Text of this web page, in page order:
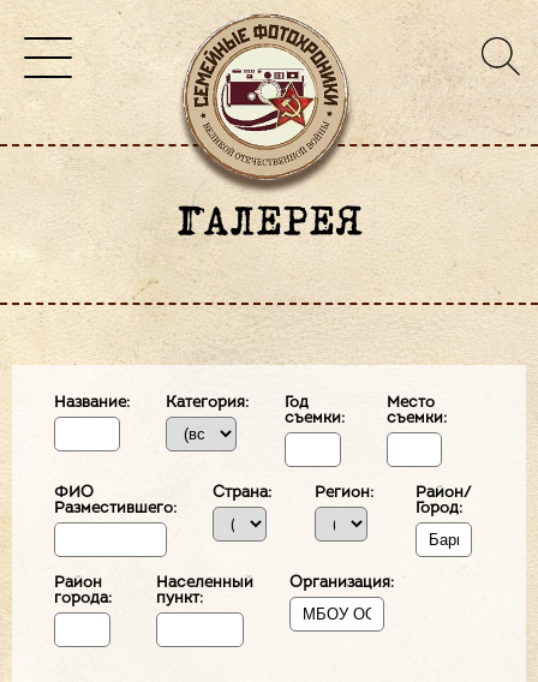
ГАЛЕРЕЯ
Название: Категория:
Год
съемки:
Место
съемки:
ФИО
Разместившего:
Страна: Регион:
Район/
Город:
Район
города:
Населенный
пункт:
Организация: